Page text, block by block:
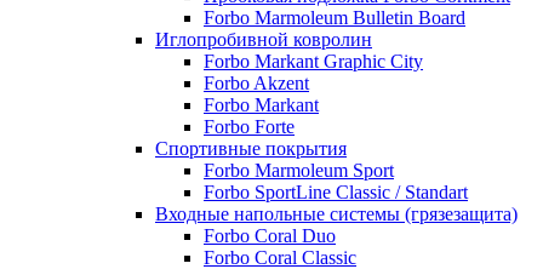
Forbo Marmoleum Bulletin Board
Иглопробивной ковролин
Forbo Markant Graphic City
Forbo Akzent
Forbo Markant
Forbo Forte
Спортивные покрытия
Forbo Marmoleum Sport
Forbo SportLine Classic / Standart
Входные напольные системы (грязезащита)
Forbo Coral Duo
Forbo Coral Classic